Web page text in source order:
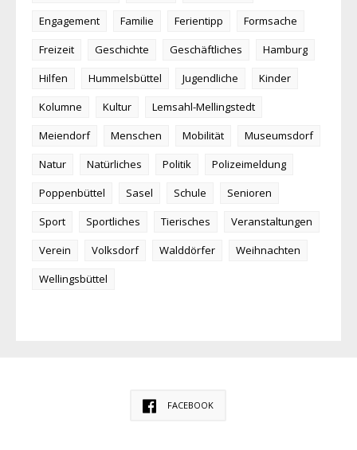
Engagement
Familie Ferientipp
Formsache
Freizeit
Geschichte Geschäftliches
Hamburg
Hilfen
Hummelsbüttel Jugendliche
Kinder
Kolumne
Kultur
Lemsahl-Mellingstedt
Meiendorf
Menschen Mobilität
Museumsdorf
Natur
Natürliches Politik
Polizeimeldung
Poppenbüttel
Sasel Schule
Senioren
Sport
Sportliches Tierisches
Veranstaltungen
Verein
Volksdorf Walddörfer
Weihnachten
Wellingsbüttel
FACEBOOK